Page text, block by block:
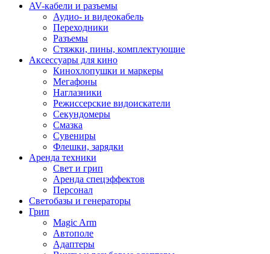
AV-кабели и разъемы
Аудио- и видеокабель
Переходники
Разъемы
Стяжки, пины, комплектующие
Аксессуары для кино
Кинохлопушки и маркеры
Мегафоны
Наглазники
Режиссерские видоискатели
Секундомеры
Смазка
Сувениры
Флешки, зарядки
Аренда техники
Свет и грип
Аренда спецэффектов
Персонал
Светобазы и генераторы
Грип
Magic Arm
Автополе
Адаптеры